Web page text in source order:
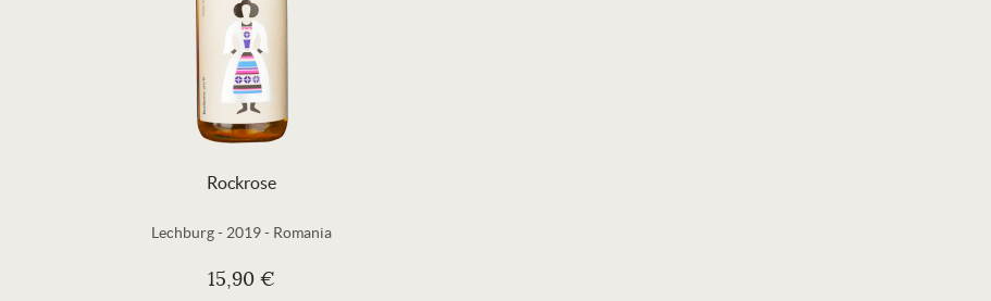
Rockrose
Lechburg- 2019- Romania
15,90 €